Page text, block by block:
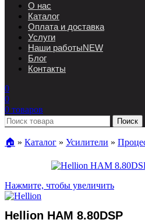
О нас
Каталог
Оплата и доставка
Услуги
Наши работыNEW
Блог
Контакты
0
0
0 товаров
Поиск
🏠︎ » Каталог » Усилители »
Нажмите, чтобы увеличить
Hellion HAM 8.80DSP